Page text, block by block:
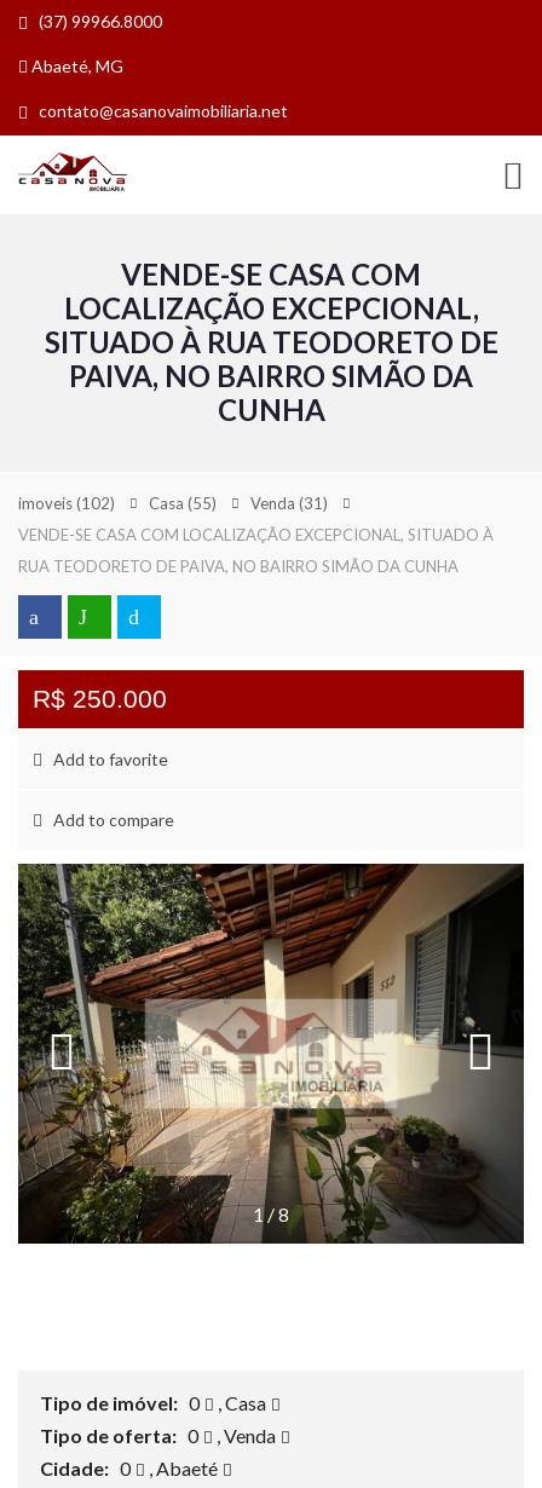
(37) 99966.8000
Abaeté, MG
contato@casanovaimobiliaria.net
VENDE-SE CASA COM
LOCALIZAÇÃO EXCEPCIONAL,
SITUADO À RUA TEODORETO DE
PAIVA, NO BAIRRO SIMÃO DA
CUNHA
imoveis(102) Casa (55) Venda (31)
VENDE-SE CASA COM LOCALIZAÇÃO EXCEPCIONAL, SITUADO À
RUA TEODORETO DE PAIVA, NO BAIRRO SIMÃO DA CUNHA
R$ 250.000
Add to favorite
Add to compare
1/8
Tipo de imóvel: 0 ,Casa
Tipo de oferta: 0 ,Venda
Cidade: 0 ,Abaeté